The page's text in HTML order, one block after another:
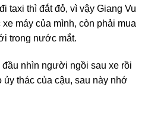
taxi thì đắt đỏ, vì vậy Giang Vu
máy của mình, còn phải mua
trong nước mắt.
nhìn người ngồi sau xe rồi
ủy thác của cậu, sau này nhớ